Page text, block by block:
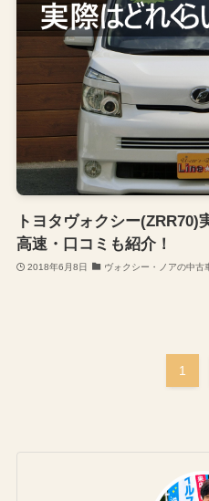
トヨタヴォクシー(ZRR70)
高速・口コミも紹介！
2018年6月8日 ヴォクシー・ノアの中古
1